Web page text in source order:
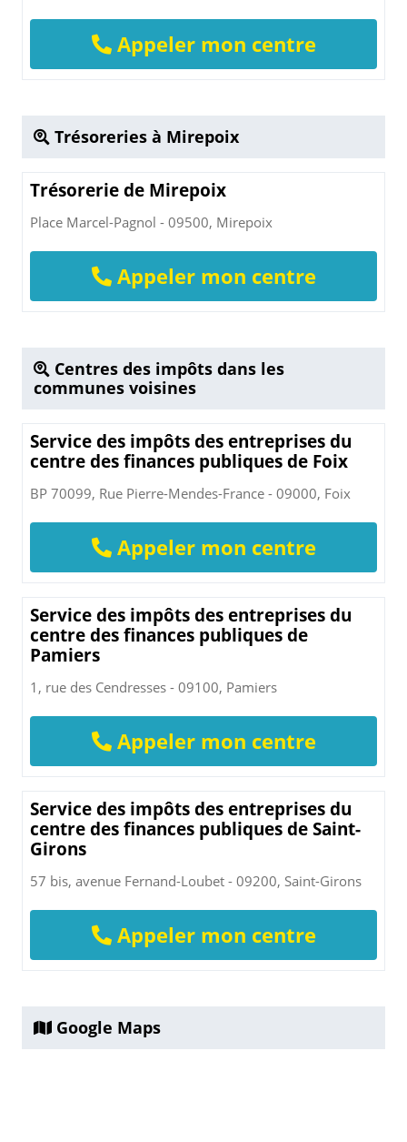
Appeler mon centre
Trésoreries à Mirepoix
Trésorerie de Mirepoix
Place Marcel-Pagnol - 09500, Mirepoix
Appeler mon centre
Centres des impôts dans les
communes voisines
Service des impôts des entreprises du
centre des finances publiques de Foix
BP 70099, Rue Pierre-Mendes-France - 09000, Foix
Appeler mon centre
Service des impôts des entreprises du
centre des finances publiques de
Pamiers
1, rue des Cendresses - 09100, Pamiers
Appeler mon centre
Service des impôts des entreprises du
centre des finances publiques de Saint-
Girons
57 bis, avenue Fernand-Loubet - 09200, Saint-Girons
Appeler mon centre
Google Maps